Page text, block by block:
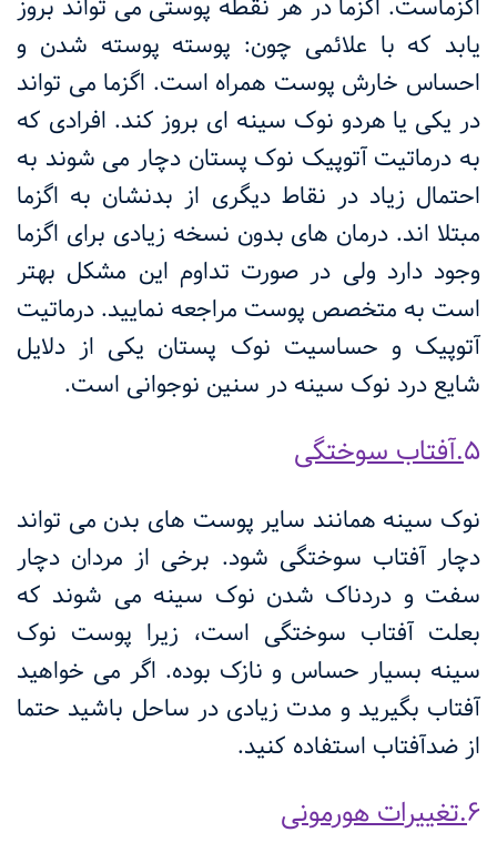
اگزماست. اگزما در هر نقطه پوستی می تواند بروز
یابد که با علائمی چون: پوسته پوسته شدن و
احساس خارش پوست همراه است. اگزما می تواند
در یکی یا هردو نوک سینه ای بروز کند. افرادی که
به درماتیت آتوپیک نوک پستان دچار می شوند به
احتمال زیاد در نقاط دیگری از بدنشان به اگزما
مبتلا اند. درمان های بدون نسخه زیادی برای اگزما
وجود دارد ولی در صورت تداوم این مشکل بهتر
است به متخصص پوست مراجعه نمایید. درماتیت
آتوپیک و حساسیت نوک پستان یکی از دلایل
شایع درد نوک سینه در سنین نوجوانی است.
5.آفتاب سوختگی
نوک سینه همانند سایر پوست های بدن می تواند
دچار آفتاب سوختگی شود. برخی از مردان دچار
سفت و دردناک شدن نوک سینه می شوند که
بعلت آفتاب سوختگی است، زیرا پوست نوک
سینه بسیار حساس و نازک بوده. اگر می خواهید
آفتاب بگیرید و مدت زیادی در ساحل باشید حتما
از ضدآفتاب استفاده کنید.
6.تغییرات هورمونی